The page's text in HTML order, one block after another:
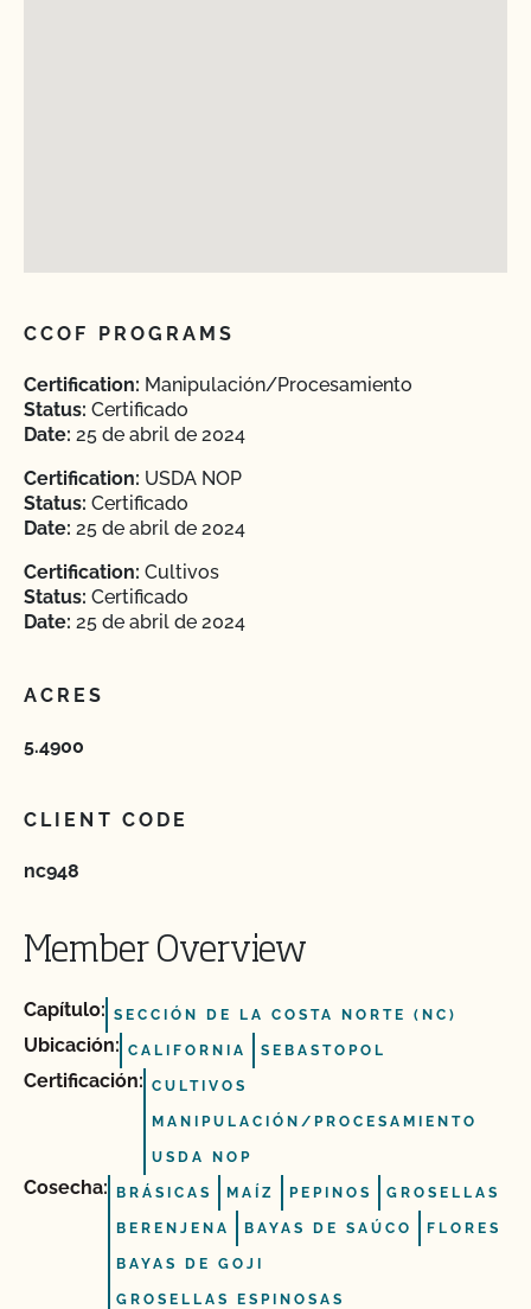
CCOF PROGRAMS
Certification: Manipulación/Procesamiento
Status: Certificado
Date: 25 de abril de 2024
Certification: USDA NOP
Status: Certificado
Date: 25 de abril de 2024
Certification: Cultivos
Status: Certificado
Date: 25 de abril de 2024
ACRES
5.4900
CLIENT CODE
nc948
Member Overview
Capítulo: SECCIÓN DE LA COSTA NORTE (NC)
Ubicación: CALIFORNIA SEBASTOPOL
Certificación: CULTIVOS
MANIPULACIÓN/PROCESAMIENTO
USDA NOP
Cosecha: BRÁSICAS MAÍZ PEPINOS GROSELLAS
BERENJENA BAYAS DE SAÚCO FLORES
BAYAS DE GOJI
GROSELLAS ESPINOSAS